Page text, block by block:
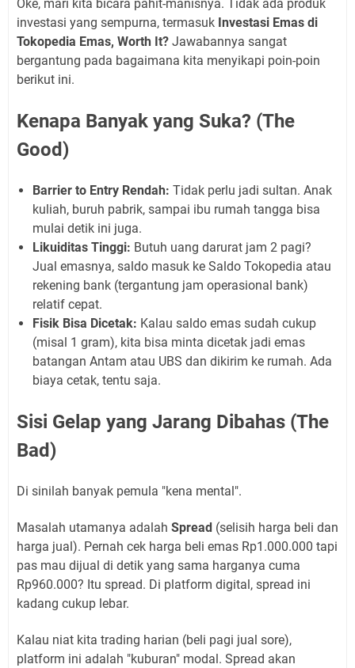
Oke, mari kita bicara pahit-manisnya. Tidak ada produk
investasi yang sempurna, termasuk Investasi Emas di
Tokopedia Emas, Worth It? Jawabannya sangat
bergantung pada bagaimana kita menyikapi poin-poin
berikut ini.
Kenapa Banyak yang Suka? (The
Good)
Barrier to Entry Rendah: Tidak perlu jadi sultan. Anak
kuliah, buruh pabrik, sampai ibu rumah tangga bisa
mulai detik ini juga.
Likuiditas Tinggi: Butuh uang darurat jam 2 pagi?
Jual emasnya, saldo masuk ke Saldo Tokopedia atau
rekening bank (tergantung jam operasional bank)
relatif cepat.
Fisik Bisa Dicetak: Kalau saldo emas sudah cukup
(misal 1 gram), kita bisa minta dicetak jadi emas
batangan Antam atau UBS dan dikirim ke rumah. Ada
biaya cetak, tentu saja.
Sisi Gelap yang Jarang Dibahas (The
Bad)
Di sinilah banyak pemula "kena mental".
Masalah utamanya adalah Spread (selisih harga beli dan
harga jual). Pernah cek harga beli emas Rp1.000.000 tapi
pas mau dijual di detik yang sama harganya cuma
Rp960.000? Itu spread. Di platform digital, spread ini
kadang cukup lebar.
Kalau niat kita trading harian (beli pagi jual sore),
platform ini adalah "kuburan" modal. Spread akan